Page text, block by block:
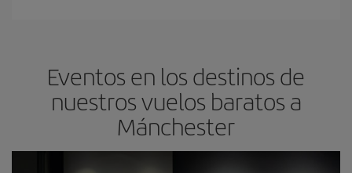
Eventos en los destinos de
nuestros vuelos baratos a
Mánchester